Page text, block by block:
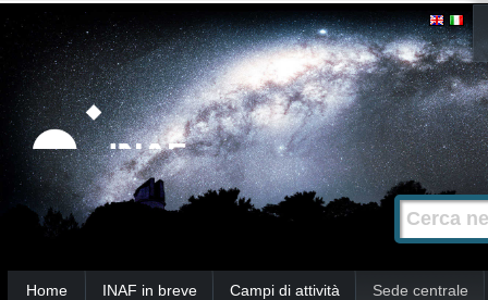
Strumenti
personali
Salta
contenuti.
|
Salta
alla
navigazione
Cerca nel
Ricerca
avanzata…
Home INAF in breve Campi di attività Sede centrale